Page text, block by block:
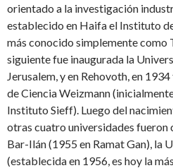
orientado a la investigación
establecido en Haifa el Instituto
más conocido simplemente como
siguiente fue inaugurada la
Jerusalem, y en Rehovoth, en
de Ciencia Weizmann
Instituto Sieff). Luego del
otras cuatro universidades fueron
Bar-Ilán (1955 en Ramat Gan), la
(establecida en 1956, es hoy la